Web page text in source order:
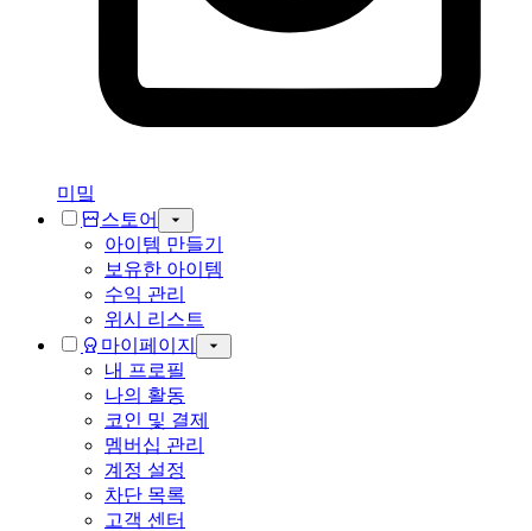
미밐
스토어
아이템 만들기
보유한 아이템
수익 관리
위시 리스트
마이페이지
내 프로필
나의 활동
코인 및 결제
멤버십 관리
계정 설정
차단 목록
고객 센터